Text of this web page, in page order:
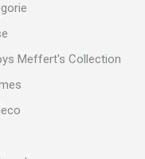
Meffert's Collection